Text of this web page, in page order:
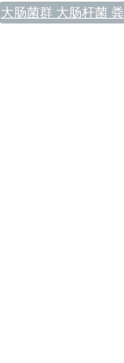
大肠菌群 大肠杆菌